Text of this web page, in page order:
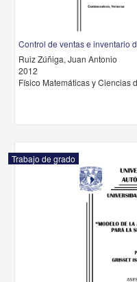
Control de ventas e inventario
Ruiz Zúñiga, Juan Antonio
2012
Físico Matemáticas y Ciencias
Trabajo de grado